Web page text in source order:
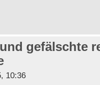
gefälschte
10:36